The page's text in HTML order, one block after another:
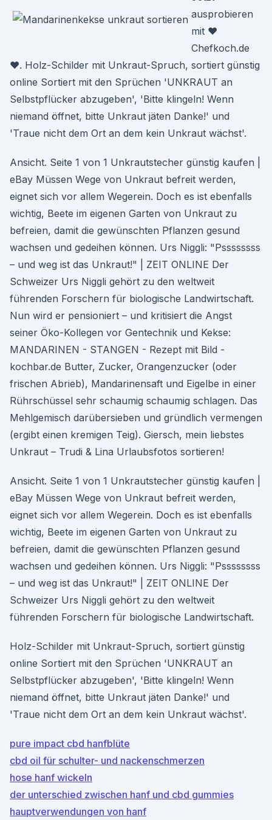
ausprobieren
mit ♥
Chefkoch.de
♥. Holz-Schilder mit Unkraut-Spruch, sortiert günstig
online Sortiert mit den Sprüchen 'UNKRAUT an
Selbstpflücker abzugeben', 'Bitte klingeln! Wenn
niemand öffnet, bitte Unkraut jäten Danke!' und
'Traue nicht dem Ort an dem kein Unkraut wächst'.
Ansicht. Seite 1 von 1 Unkrautstecher günstig kaufen |
eBay Müssen Wege von Unkraut befreit werden,
eignet sich vor allem Wegerein. Doch es ist ebenfalls
wichtig, Beete im eigenen Garten von Unkraut zu
befreien, damit die gewünschten Pflanzen gesund
wachsen und gedeihen können. Urs Niggli: "Pssssssss
– und weg ist das Unkraut!" | ZEIT ONLINE Der
Schweizer Urs Niggli gehört zu den weltweit
führenden Forschern für biologische Landwirtschaft.
Nun wird er pensioniert – und kritisiert die Angst
seiner Öko-Kollegen vor Gentechnik und Kekse:
MANDARINEN - STANGEN - Rezept mit Bild -
kochbar.de Butter, Zucker, Orangenzucker (oder
frischen Abrieb), Mandarinensaft und Eigelbe in einer
Rührschüssel sehr schaumig schaumig schlagen. Das
Mehlgemisch darübersieben und gründlich vermengen
(ergibt einen kremigen Teig). Giersch, mein liebstes
Unkraut – Trudi & Lina Urlaubsfotos sortieren!
Ansicht. Seite 1 von 1 Unkrautstecher günstig kaufen |
eBay Müssen Wege von Unkraut befreit werden,
eignet sich vor allem Wegerein. Doch es ist ebenfalls
wichtig, Beete im eigenen Garten von Unkraut zu
befreien, damit die gewünschten Pflanzen gesund
wachsen und gedeihen können. Urs Niggli: "Pssssssss
– und weg ist das Unkraut!" | ZEIT ONLINE Der
Schweizer Urs Niggli gehört zu den weltweit
führenden Forschern für biologische Landwirtschaft.
Holz-Schilder mit Unkraut-Spruch, sortiert günstig
online Sortiert mit den Sprüchen 'UNKRAUT an
Selbstpflücker abzugeben', 'Bitte klingeln! Wenn
niemand öffnet, bitte Unkraut jäten Danke!' und
'Traue nicht dem Ort an dem kein Unkraut wächst'.
pure impact cbd hanfblüte
cbd oil für schulter- und nackenschmerzen
hose hanf wickeln
der unterschied zwischen hanf und cbd gummies
hauptverwendungen von hanf